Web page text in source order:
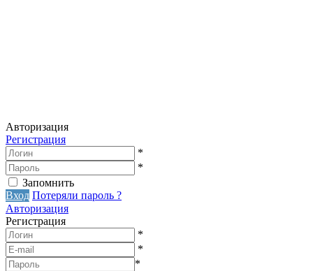
Авторизация
Регистрация
*
*
Запомнить
Вход Потеряли пароль ?
Авторизация
Регистрация
*
*
*